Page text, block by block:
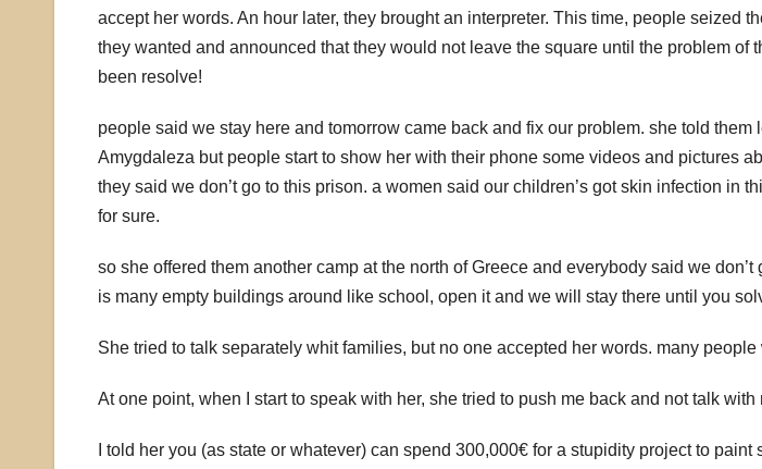
accept her words. An hour later, they brought an interpreter. This time, people seized
they wanted and announced that they would not leave the square until the problem of
been resolve!
people said we stay here and tomorrow came back and fix our problem. she told them
Amygdaleza but people start to show her with their phone some videos and pictures
they said we don’t go to this prison. a women said our children’s got skin infection in
for sure.
so she offered them another camp at the north of Greece and everybody said we
is many empty buildings around like school, open it and we will stay there until you
She tried to talk separately whit families, but no one accepted her words. many
At one point, when I start to speak with her, she tried to push me back and not talk
I told her you (as state or whatever) can spend 300,000€ for a stupidity project to paint